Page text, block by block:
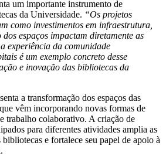
um importante instrumento de
da Universidade. “Os projetos
como investimentos em infraestrutura,
espaços impactam diretamente as
experiência da comunidade
é um exemplo concreto desse
e inovação das bibliotecas da
a transformação dos espaços das
vêm incorporando novas formas de
trabalho colaborativo. A criação de
para diferentes atividades amplia as
e fortalece seu papel de apoio à